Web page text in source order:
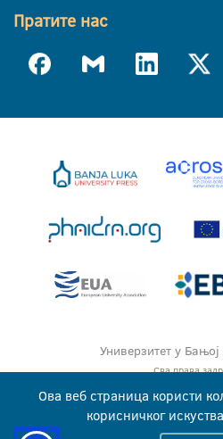
Пратите нас
Универзитет у
Сва права
Ова веб страница користи
корисничког